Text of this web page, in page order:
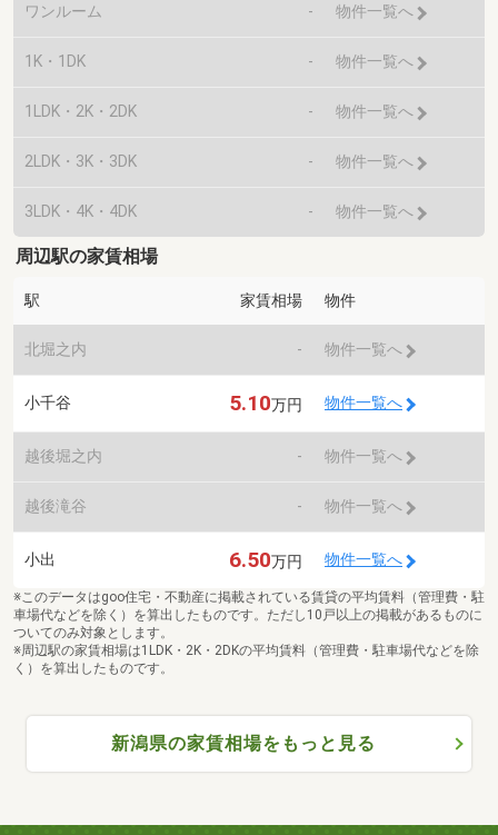
ワンルーム - 物件一覧へ
1K・1DK - 物件一覧へ
1LDK・2K・2DK - 物件一覧へ
2LDK・3K・3DK - 物件一覧へ
3LDK・4K・4DK - 物件一覧へ
周辺駅の家賃相場
駅 家賃相場 物件
北堀之内 - 物件一覧へ
小千谷 5.10万円 物件一覧へ
越後堀之内 - 物件一覧へ
越後滝谷 - 物件一覧へ
小出 6.50万円 物件一覧へ
※このデータはgoo住宅・不動産に掲載されている賃貸の平均賃料（管理費・駐
車場代などを除く）を算出したものです。ただし10戸以上の掲載があるものに
ついてのみ対象とします。
※周辺駅の家賃相場は1LDK・2K・2DKの平均賃料（管理費・駐車場代などを除
く）を算出したものです。
新潟県の家賃相場をもっと見る